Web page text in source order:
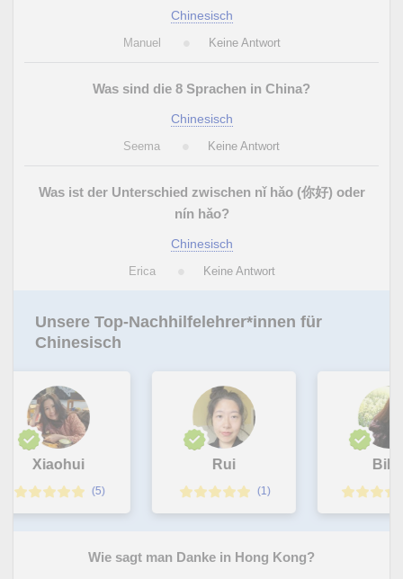
Chinesisch
Manuel Keine Antwort
Was sind die 8 Sprachen in China?
Chinesisch
Seema Keine Antwort
Was ist der Unterschied zwischen nǐ hǎo (你好) oder
nín hǎo?
Chinesisch
Erica Keine Antwort
Unsere Top-Nachhilfelehrer*innen für
Chinesisch
Xiaohui
(5)
Rui
(1)
Bibie
Wie sagt man Danke in Hong Kong?